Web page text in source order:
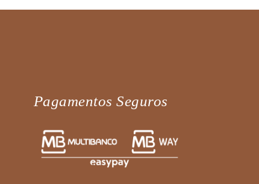
Pagamentos Seguros
Fale diretamente connosco no
WhatsApp